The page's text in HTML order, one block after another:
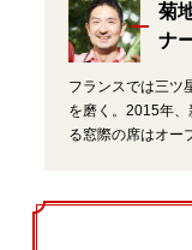
菊
ナ
フランスでは三ツ
を磨く。2015年
る窓際の席はオー